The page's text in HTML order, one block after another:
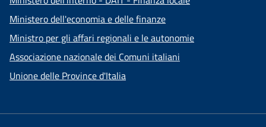
Ministero dell'economia e delle finanze
Ministro per gli affari regionali e le autonomie
Associazione nazionale dei Comuni italiani
Unione delle Province d'Italia